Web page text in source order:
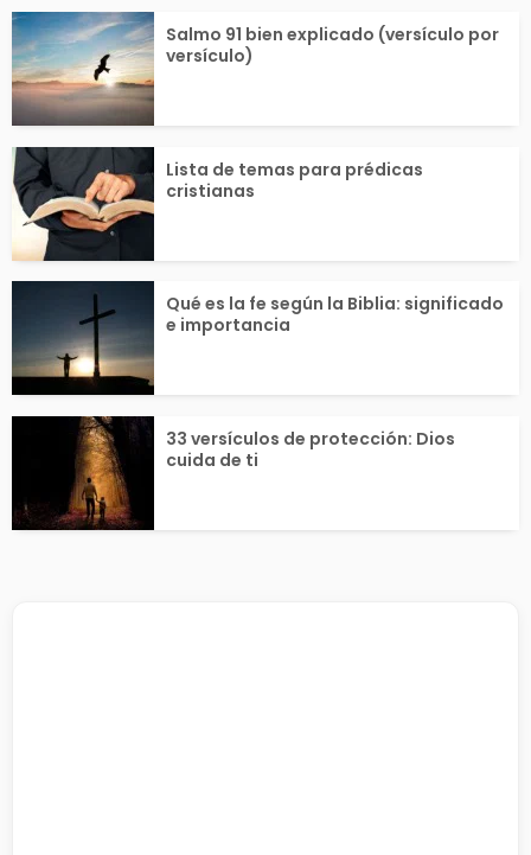
Salmo 91 bien explicado (versículo por
versículo)
Lista de temas para prédicas
cristianas
Qué es la fe según la Biblia: significado
e importancia
33 versículos de protección: Dios
cuida de ti